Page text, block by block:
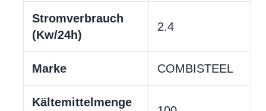
Stromverbrauch
(Kw/24h)
2.4
Marke COMBISTEEL
Kältemittelmenge